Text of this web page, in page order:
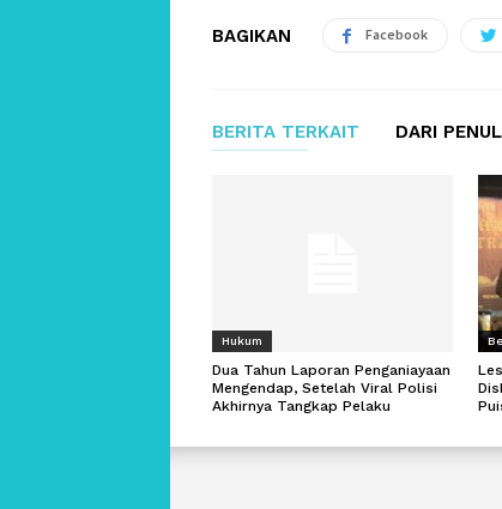
BAGIKAN Facebook
BERITA TERKAIT DARI
Hukum
Dua Tahun Laporan Penganiayaan
Mengendap, Setelah Viral Polisi
Akhirnya Tangkap Pelaku